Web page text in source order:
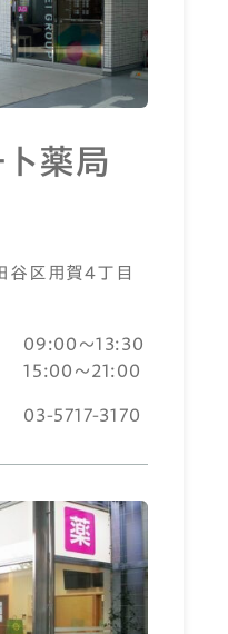
ト薬局
谷区用賀4丁目
09:00～13:30
15:00～21:00
03-5717-3170